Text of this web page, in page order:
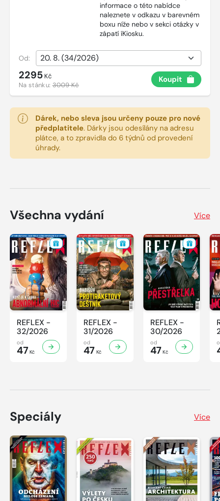
informace o této nabídce
naleznete v odkazu v barevném
boxu níže nebo v sekci otázky v
zápatí íKiosku.
Od:
2295 Kč
Na stánku:3009 Kč
Koupit
Dárek, nebo sleva jsou určeny pouze pro nové
předplatitele. Dárky jsou odesílány na adresu
plátce, a to zpravidla do 6 týdnů od provedení
úhrady.
Všechna vydání Více
REFLEX -
32/2026
od
47 Kč
REFLEX -
31/2026
od
47 Kč
REFLEX -
30/2026
od
47Kč
Speciály Více